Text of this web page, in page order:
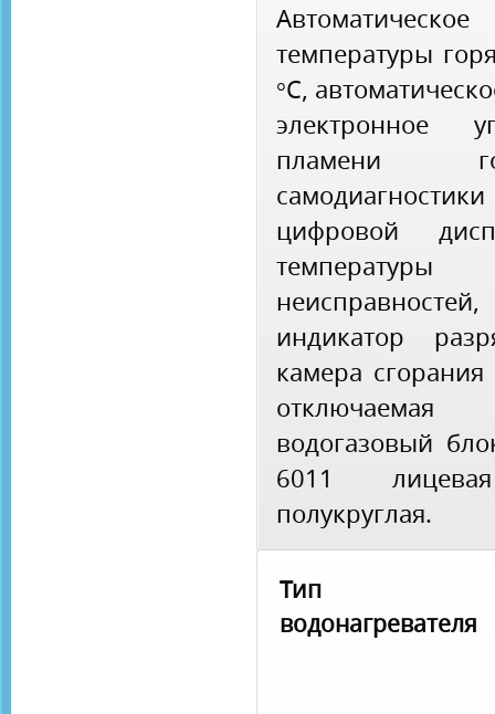
температуры
°С,
электронное
пламени
цифровой
индикатор
камера
отключаемая
водогазовый
6011
полукруглая.
Тип
водонагревателя